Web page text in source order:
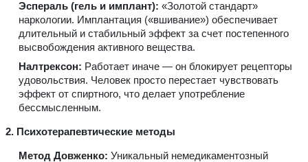
Эспераль (гель и имплант): «Золотой стандарт»
наркологии. Имплантация («вшивание») обеспечивает
длительный и стабильный эффект за счет постепенного
высвобождения активного вещества.
Налтрексон: Работает иначе — он блокирует рецепторы
удовольствия. Человек просто перестает чувствовать
эффект от спиртного, что делает употребление
бессмысленным.
2. Психотерапевтические методы
Метод Довженко: Уникальный немедикаментозный